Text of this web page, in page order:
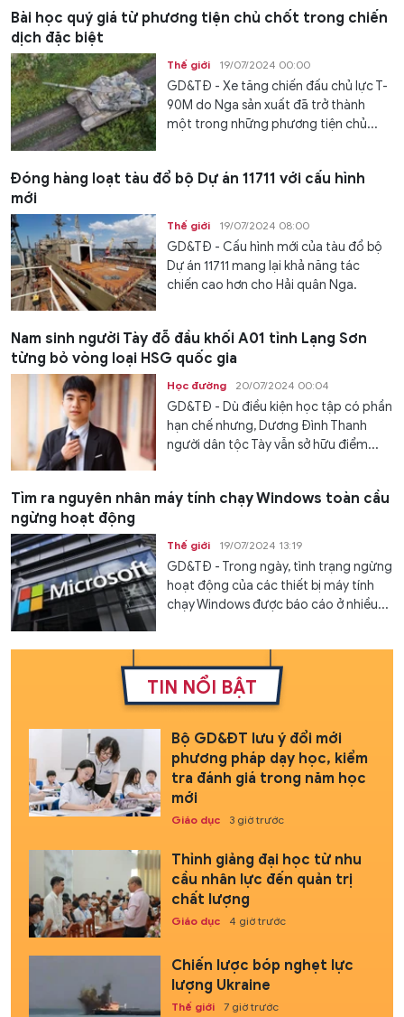
Bài học quý giá từ phương tiện chủ chốt trong chiến
dịch đặc biệt
Thế giới 19/07/2024 00:00
GD&TĐ - Xe tăng chiến đấu chủ lực T-
90M do Nga sản xuất đã trở thành
một trong những phương tiện chủ...
Đóng hàng loạt tàu đổ bộ Dự án 11711 với cấu hình
mới
Thế giới 19/07/2024 08:00
GD&TĐ - Cấu hình mới của tàu đổ bộ
Dự án 11711 mang lại khả năng tác
chiến cao hơn cho Hải quân Nga.
Nam sinh người Tày đỗ đầu khối A01 tỉnh Lạng Sơn
từng bỏ vòng loại HSG quốc gia
Học đường 20/07/2024 00:04
GD&TĐ - Dù điều kiện học tập có phần
hạn chế nhưng, Dương Đình Thanh
người dân tộc Tày vẫn sở hữu điểm...
Tìm ra nguyên nhân máy tính chạy Windows toàn cầu
ngừng hoạt động
Thế giới 19/07/2024 13:19
GD&TĐ - Trong ngày, tình trạng ngừng
hoạt động của các thiết bị máy tính
chạy Windows được báo cáo ở nhiều...
TIN NỔI BẬT
Bộ GD&ĐT lưu ý đổi mới
phương pháp dạy học, kiểm
tra đánh giá trong năm học
mới
Giáo dục 3 giờ trước
Thỉnh giảng đại học từ nhu
cầu nhân lực đến quản trị
chất lượng
Giáo dục 4 giờ trước
Chiến lược bóp nghẹt lực
lượng Ukraine
Thế giới 7 giờ trước